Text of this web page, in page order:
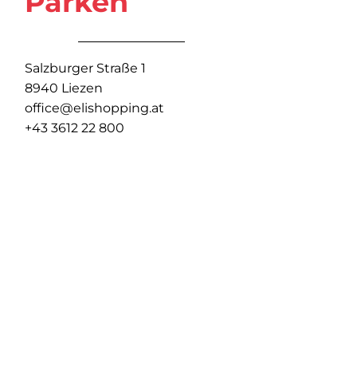
Salzburger Straße 1
8940 Liezen
office@elishopping.at
+43 3612 22 800